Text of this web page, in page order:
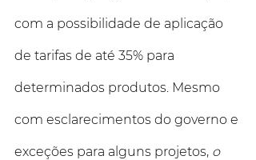
com a possibilidade de aplicação
de tarifas de até 35% para
determinados produtos. Mesmo
com esclarecimentos do governo e
exceções para alguns projetos, o